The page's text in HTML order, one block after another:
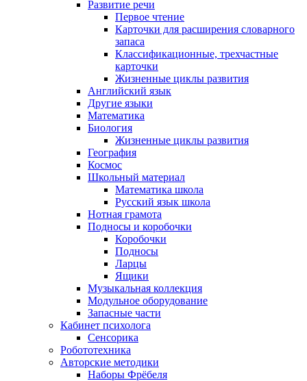
Развитие речи
Первое чтение
Карточки для расширения словарного
запаса
Классификационные, трехчастные
карточки
Жизненные циклы развития
Английский язык
Другие языки
Математика
Биология
Жизненные циклы развития
География
Космос
Школьный материал
Математика школа
Русский язык школа
Нотная грамота
Подносы и коробочки
Коробочки
Подносы
Ларцы
Ящики
Музыкальная коллекция
Модульное оборудование
Запасные части
Кабинет психолога
Сенсорика
Робототехника
Авторские методики
Наборы Фрёбеля